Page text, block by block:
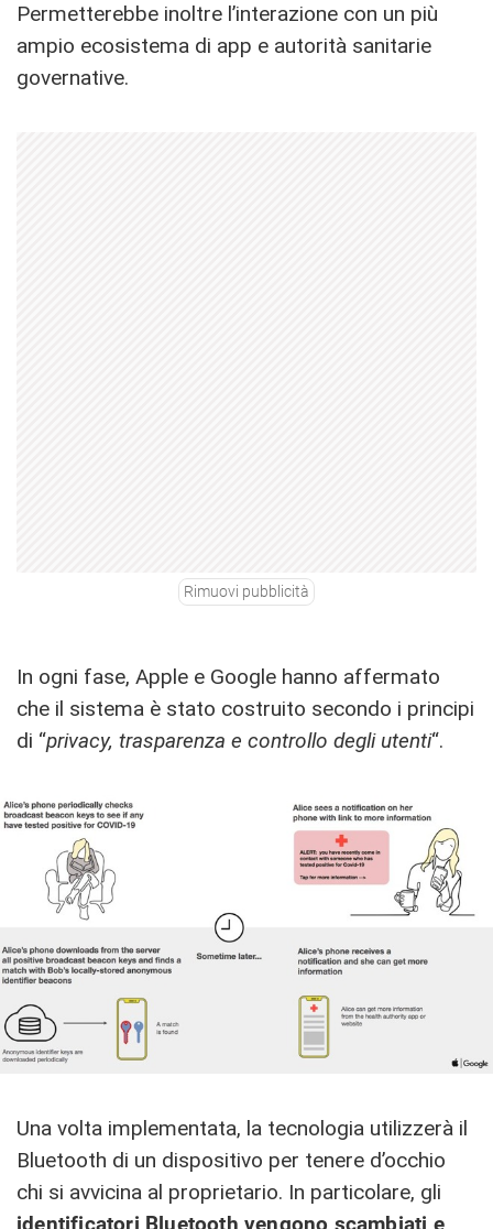
Permetterebbe inoltre l’interazione con un più
ampio ecosistema di app e autorità sanitarie
governative.
Rimuovi pubblicità
In ogni fase, Apple e Google hanno affermato
che il sistema è stato costruito secondo i principi
di “privacy, trasparenza e controllo degli utenti“.
Una volta implementata, la tecnologia utilizzerà il
Bluetooth di un dispositivo per tenere d’occhio
chi si avvicina al proprietario. In particolare, gli
identificatori Bluetooth vengono scambiati e